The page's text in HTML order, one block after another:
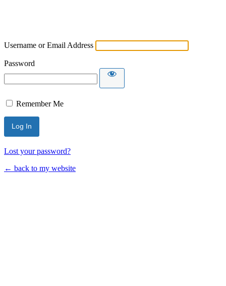
Username or Email Address
Password
Remember Me
Lost your password?
← back to my website